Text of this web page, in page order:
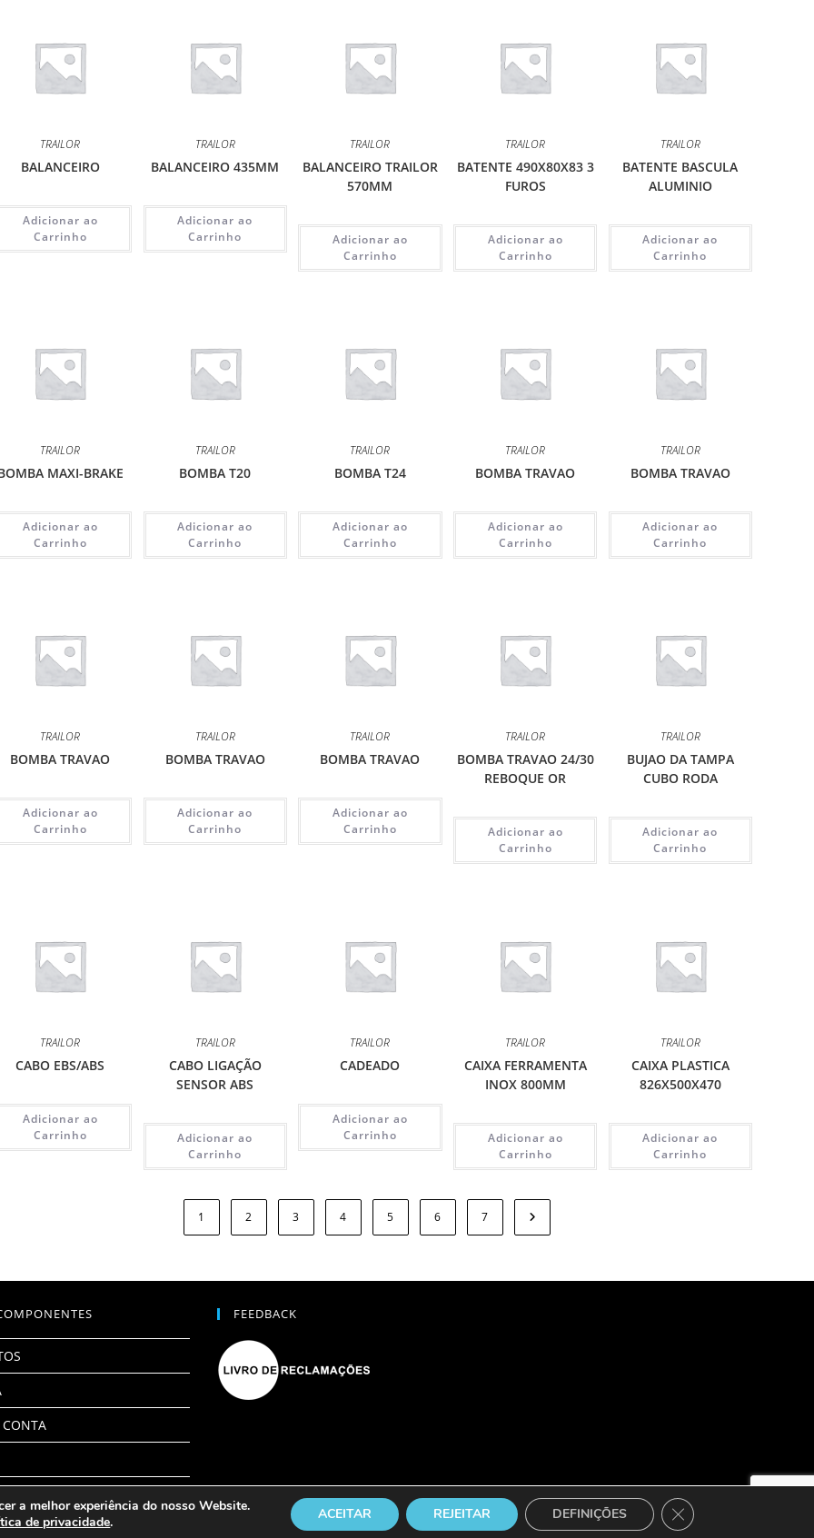
TRAILOR
BALANCEIRO
Adicionar ao
Carrinho
TRAILOR
BALANCEIRO 435MM
Adicionar ao
Carrinho
TRAILOR
BALANCEIRO TRAILOR
570MM
Adicionar ao
Carrinho
TRAILOR
BATENTE 490X80X83 3
FUROS
Adicionar ao
Carrinho
TRAILOR
BATENTE BASCULA
ALUMINIO
Adicionar ao
Carrinho
TRAILOR
MAXI-BRAKE
Adicionar ao
Carrinho
TRAILOR
BOMBA T20
Adicionar ao
Carrinho
TRAILOR
BOMBA T24
Adicionar ao
Carrinho
TRAILOR
BOMBA TRAVAO
Adicionar ao
Carrinho
TRAILOR
BOMBA TRAVAO
Adicionar ao
Carrinho
TRAILOR
BOMBA TRAVAO
Adicionar ao
Carrinho
TRAILOR
BOMBA TRAVAO
Adicionar ao
Carrinho
TRAILOR
BOMBA TRAVAO
Adicionar ao
Carrinho
TRAILOR
BOMBA TRAVAO 24/30
REBOQUE OR
Adicionar ao
Carrinho
TRAILOR
BUJAO DA TAMPA
CUBO RODA
Adicionar ao
Carrinho
TRAILOR
CABO EBS/ABS
Adicionar ao
Carrinho
TRAILOR
CABO LIGAÇÃO
SENSOR ABS
Adicionar ao
Carrinho
TRAILOR
CADEADO
Adicionar ao
Carrinho
TRAILOR
CAIXA FERRAMENTA
INOX 800MM
Adicionar ao
Carrinho
TRAILOR
CAIXA PLASTICA
826X500X470
Adicionar ao
Carrinho
1 2 3 4 5 6 7
FEEDBACK
© Eurocomponentes 2026, Todos os direitos reservados.
a melhor experiência do nosso Website.
de privacidade. ACEITAR REJEITAR DEFINIÇÕES Close GDPR Cookie